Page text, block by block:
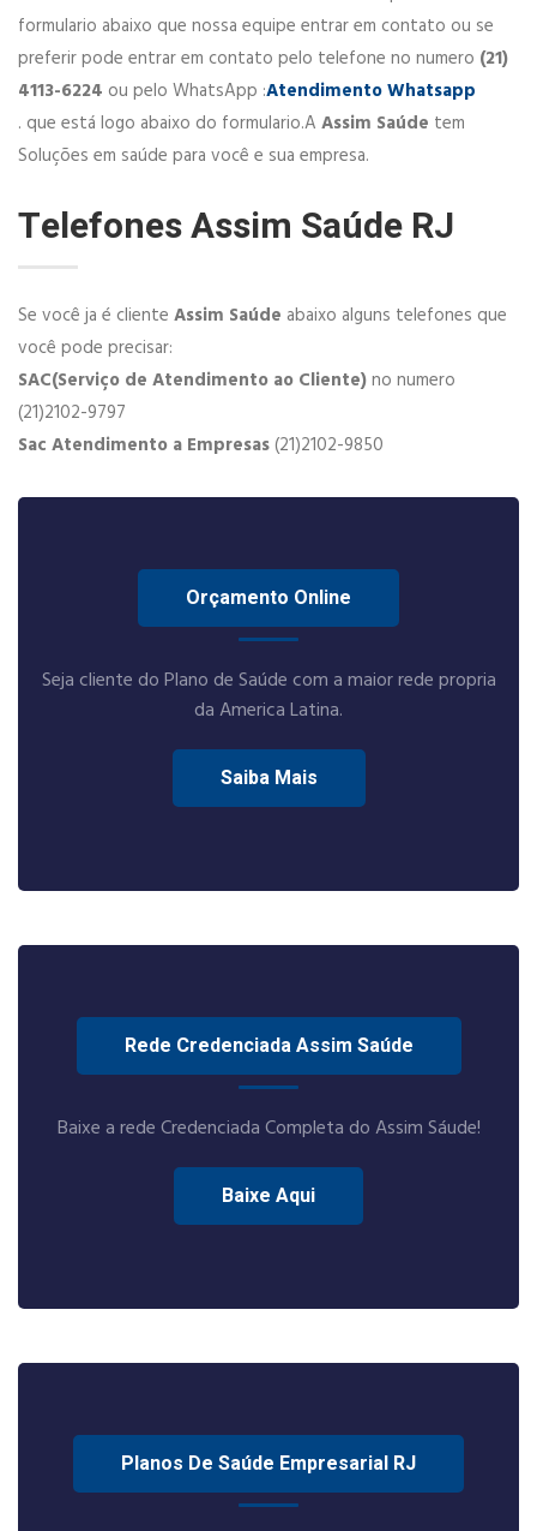
formulario abaixo que nossa equipe entrar em contato ou se
preferir pode entrar em contato pelo telefone no numero (21)
4113-6224 ou pelo WhatsApp :Atendimento Whatsapp
. que está logo abaixo do formulario.A Assim Saúde tem
Soluções em saúde para você e sua empresa.
Telefones Assim Saúde RJ
Se você ja é cliente Assim Saúde abaixo alguns telefones que
você pode precisar:
SAC(Serviço de Atendimento ao Cliente)no numero
(21)2102-9797
Sac Atendimento a Empresas (21)2102-9850
Orçamento Online
Seja cliente do Plano de Saúde com a maior rede propria
da America Latina.
Saiba Mais
Rede Credenciada Assim Saúde
Baixe a rede Credenciada Completa do Assim Sáude!
Baixe Aqui
Planos De Saúde Empresarial RJ